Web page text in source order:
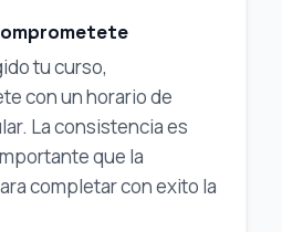
tu curso,
con un horario de
La consistencia es
que la
completar con exito la